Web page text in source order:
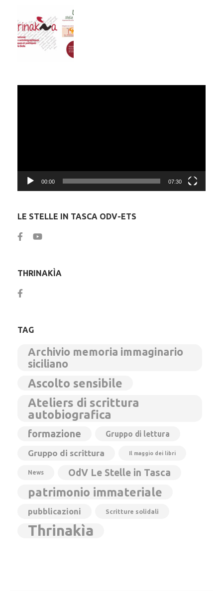
00:00 07:30
LE STELLE IN TASCA ODV-ETS
THRINAKÌA
TAG
Archivio memoria immaginario
siciliano
Ascolto sensibile
Ateliers di scrittura
autobiografica
formazione Gruppo di lettura
Gruppo di scrittura Il maggio dei libri
News OdV Le Stelle in Tasca
patrimonio immateriale
pubblicazioni Scritture solidali
Thrinakìa